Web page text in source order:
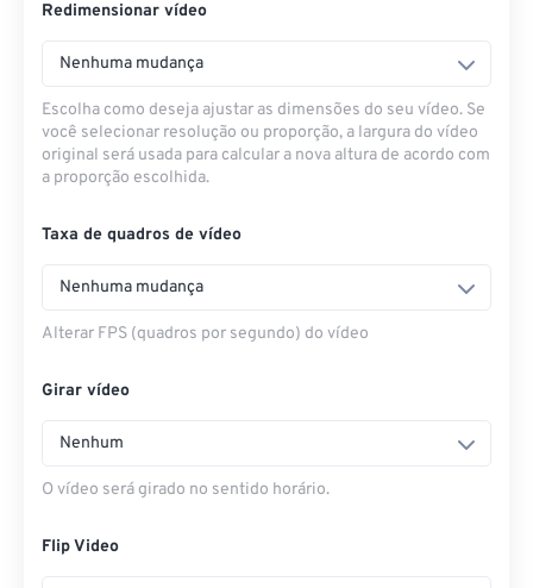
Redimensionar vídeo
Nenhuma mudança
Escolha como deseja ajustar as dimensões do seu vídeo. Se
você selecionar resolução ou proporção, a largura do vídeo
original será usada para calcular a nova altura de acordo com
a proporção escolhida.
Taxa de quadros de vídeo
Nenhuma mudança
Alterar FPS (quadros por segundo) do vídeo
Girar vídeo
Nenhum
O vídeo será girado no sentido horário.
Flip Video